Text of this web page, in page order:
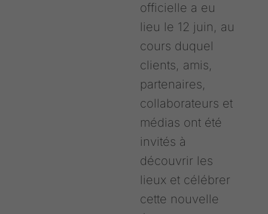
officielle a eu
lieu le 12 juin, au
cours duquel
clients, amis,
partenaires,
collaborateurs et
médias ont été
invités à
découvrir les
lieux et célébrer
cette nouvelle